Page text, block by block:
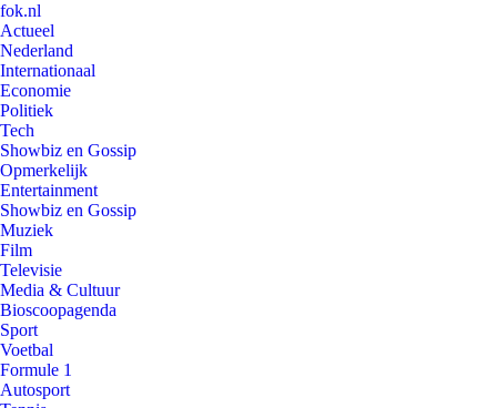
fok.nl
Actueel
Nederland
Internationaal
Economie
Politiek
Tech
Showbiz en Gossip
Opmerkelijk
Entertainment
Showbiz en Gossip
Muziek
Film
Televisie
Media & Cultuur
Bioscoopagenda
Sport
Voetbal
Formule 1
Autosport